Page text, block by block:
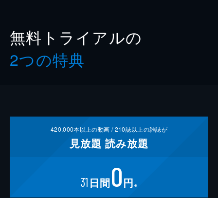
無料トライアルの
2つの特典
420,000本以上の動画 /210誌以上の雑誌が
見放題 読み放題
31 日間0円 ※